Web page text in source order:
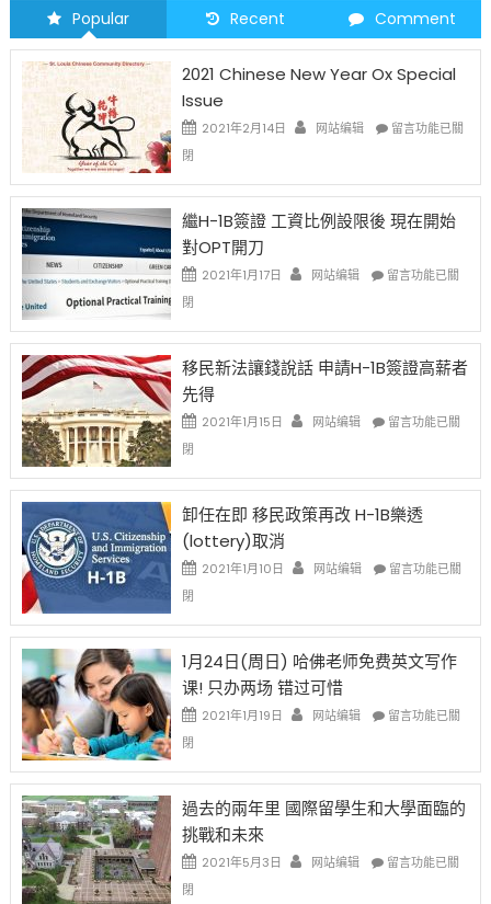
Popular Recent Comment
2021 Chinese New Year Ox Special
Issue
2021年2月14日 网站编辑
在
New
Ox
Issue〉
留言功能已關
閉
繼H-1B簽證 工資比例設限後 現在開始
對OPT開刀
2021年1月17日 网站编辑
在
1B
證
資
設
後
在
對
開
中
留言功能已關
閉
移民新法讓錢說話 申請H-1B簽證高薪者
先得
2021年1月15日 网站编辑
在
新
讓
說
請
1B
證
者
得〉
留言功能已關
閉
卸任在即 移民政策再改 H-1B樂透
(lottery)取消
2021年1月10日 网站编辑
在
在
移
政
改
1B
透
留言功能已關
閉
1月24日(周日) 哈佛老师免费英文写作
课! 只办两场 错过可惜
2021年1月19日 网站编辑
在
24
(周
哈
留言功能已關
閉
過去的兩年里 國際留學生和大學面臨的
挑戰和未來
2021年5月3日 网站编辑
在
留言功能已關
閉